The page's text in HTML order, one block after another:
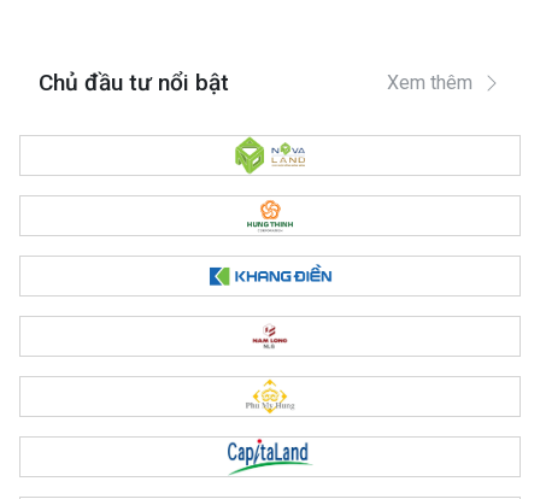
Chủ đầu tư nổi bật Xem thêm